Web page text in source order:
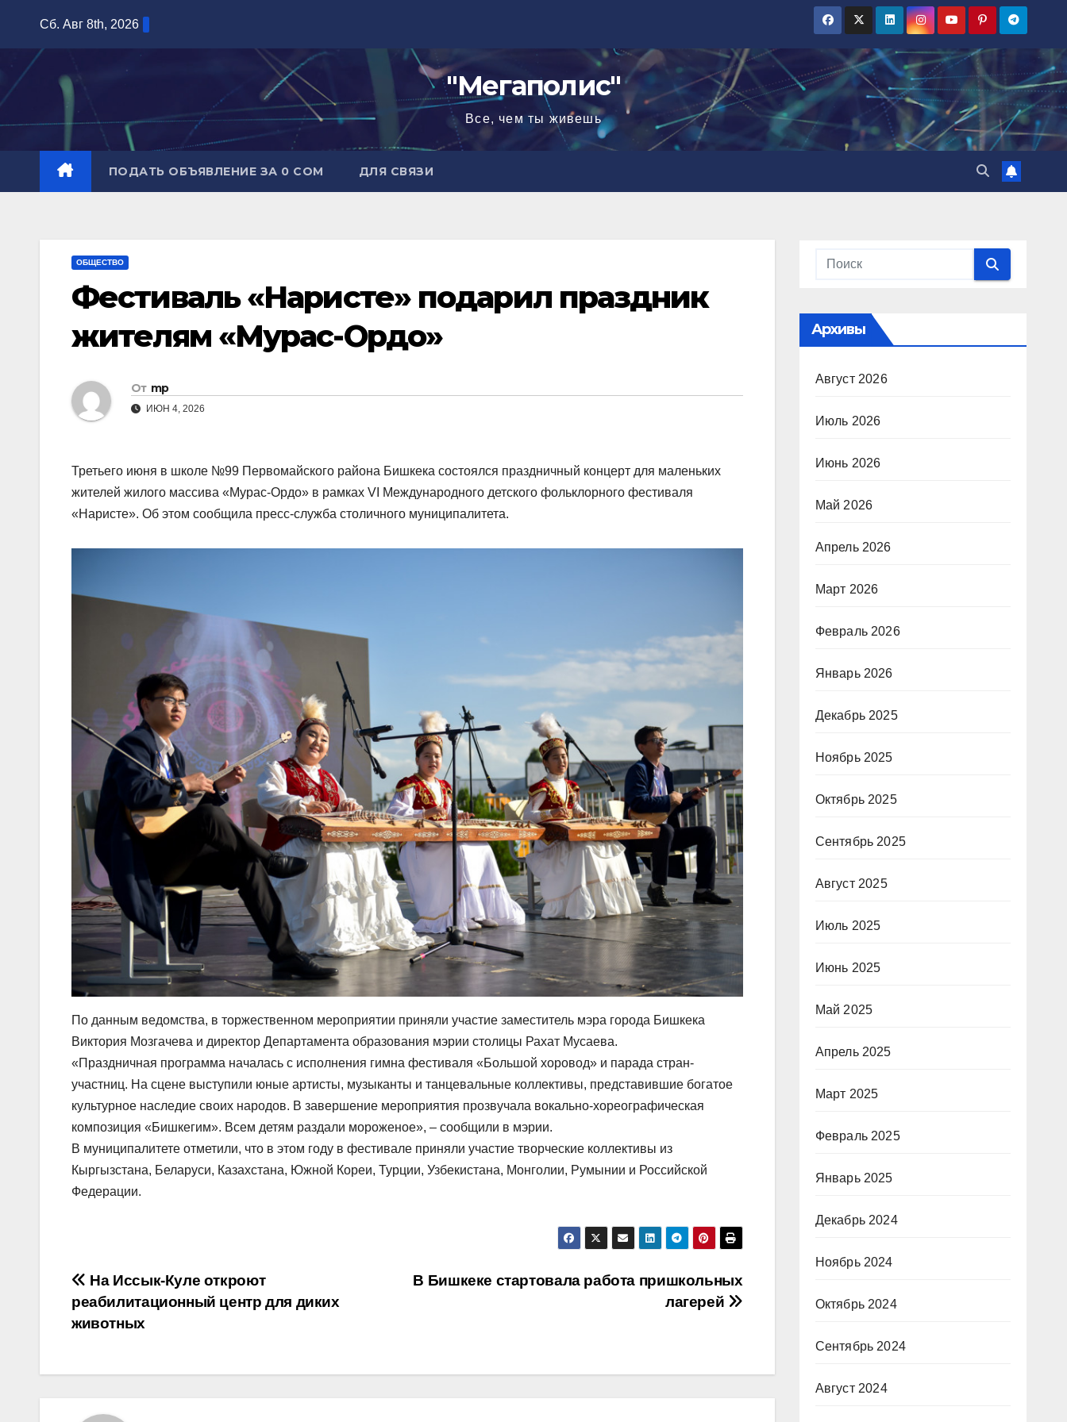
содержимому
Сб. Авг 8th, 2026
"Мегаполис"
Все, чем ты живешь
ПОДАТЬ ОБЪЯВЛЕНИЕ ЗА 0 СОМ ДЛЯ СВЯЗИ
ОБЩЕСТВО
Фестиваль «Наристе» подарил праздник
жителям «Мурас-Ордо»
От mp
ИЮН 4, 2026
Третьего июня в школе №99 Первомайского района Бишкека состоялся праздничный концерт для маленьких
жителей жилого массива «Мурас-Ордо» в рамках VI Международного детского фольклорного фестиваля
«Наристе». Об этом сообщила пресс-служба столичного муниципалитета.
По данным ведомства, в торжественном мероприятии приняли участие заместитель мэра города Бишкека
Виктория Мозгачева и директор Департамента образования мэрии столицы Рахат Мусаева.
«Праздничная программа началась с исполнения гимна фестиваля «Большой хоровод» и парада стран-
участниц. На сцене выступили юные артисты, музыканты и танцевальные коллективы, представившие богатое
культурное наследие своих народов. В завершение мероприятия прозвучала вокально-хореографическая
композиция «Бишкегим». Всем детям раздали мороженое», – сообщили в мэрии.
В муниципалитете отметили, что в этом году в фестивале приняли участие творческие коллективы из
Кыргызстана, Беларуси, Казахстана, Южной Кореи, Турции, Узбекистана, Монголии, Румынии и Российской
Федерации.
Навигация
по
В Бишкеке стартовала работа пришкольных
лагерей
На Иссык-Куле откроют
реабилитационный центр для диких
животных
Архивы
Август 2026
Июль 2026
Июнь 2026
Май 2026
Апрель 2026
Март 2026
Февраль 2026
Январь 2026
Декабрь 2025
Ноябрь 2025
Октябрь 2025
Сентябрь 2025
Август 2025
Июль 2025
Июнь 2025
Май 2025
Апрель 2025
Март 2025
Февраль 2025
Январь 2025
Декабрь 2024
Ноябрь 2024
Октябрь 2024
Сентябрь 2024
Август 2024